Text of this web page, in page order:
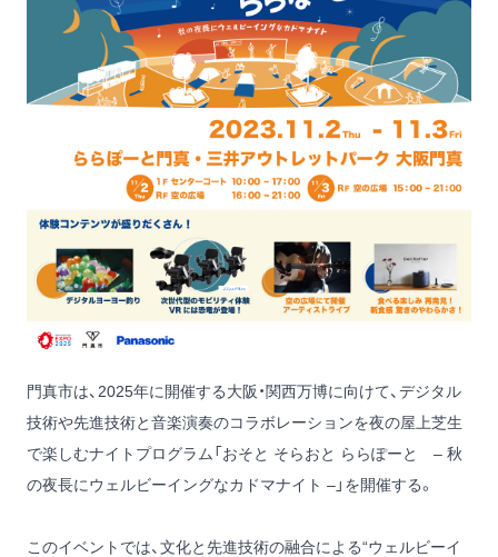
門真市は、2025年に開催する大阪・関西万博に向けて、デジタル
技術や先進技術と音楽演奏のコラボレーションを夜の屋上芝生
で楽しむナイトプログラム「おそと そらおと ららぽーと – 秋
の夜長にウェルビーイングなカドマナイト –」を開催する。
このイベントでは、文化と先進技術の融合による“ウェルビーイ